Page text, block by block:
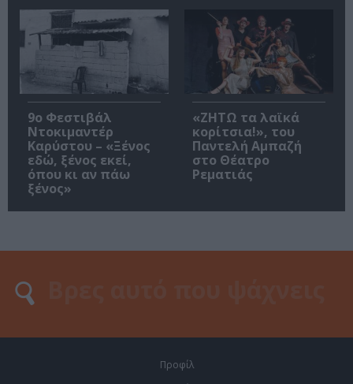
9ο Φεστιβάλ
Ντοκιμαντέρ
Καρύστου – «Ξένος
εδώ, ξένος εκεί,
όπου κι αν πάω
ξένος»
«ΖΗΤΩ τα λαϊκά
κορίτσια!», του
Παντελή Αμπαζή
στο Θέατρο
Ρεματιάς
Προφίλ